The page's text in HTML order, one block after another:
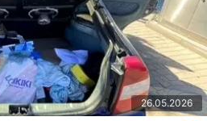
26.05.2026